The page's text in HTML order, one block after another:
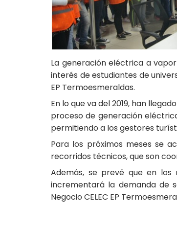
La generación eléctrica a
interés de estudiantes de
EP Termoesmeraldas.
En lo que va del 2019, han
proceso de generación
permitiendo a los gestores
Para los próximos meses se
recorridos técnicos, que son
Además, se prevé que en los
incrementará la demanda de
Negocio CELEC EP